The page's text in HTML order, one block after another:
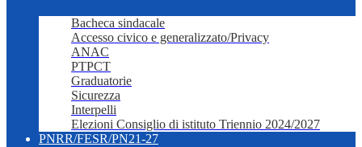
Bacheca sindacale
Accesso civico e generalizzato/Privacy
ANAC
PTPCT
Graduatorie
Sicurezza
Interpelli
Elezioni Consiglio di istituto Triennio 2024/2027
PNRR/FESR/PN21-27